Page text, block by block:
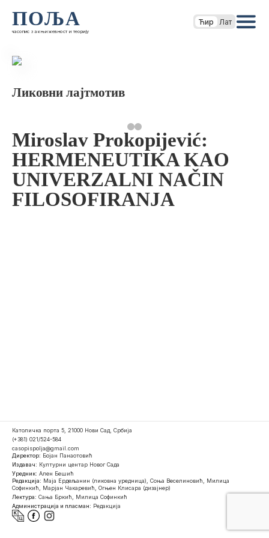
ПОЉА
часопис за књижевност и теорију
Ћир Лат
Ликовни лајтмотив
Miroslav Prokopijević:
HERMENEUTIKA KAO
UNIVERZALNI NAČIN
FILOSOFIRANJA
Католичка порта 5, 21000 Нови Сад, Србија
(+381) 021/524-584
casopispolja@gmail.com
Директор: Бојан Панаотовић
Издавач: Културни центар Новог Сада
Уредник: Ален Бешић
Редакција: Маја Ердељанин (ликовна уредница), Соња Веселиновић, Милица
Софинкић, Марјан Чакаревић, Огњен Клисара (дизајнер)
Лектура: Сања Бркић, Милица Софинкић
Администрација и пласман: Редакција